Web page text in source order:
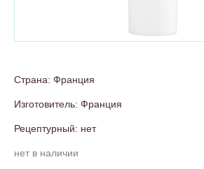
Страна: Франция
Изготовитель: Франция
Рецептурный: нет
нет в наличии